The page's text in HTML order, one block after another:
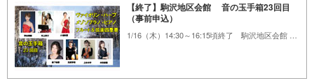
【終了】駒沢地区会館 音の玉手箱23回目
（事前申込）